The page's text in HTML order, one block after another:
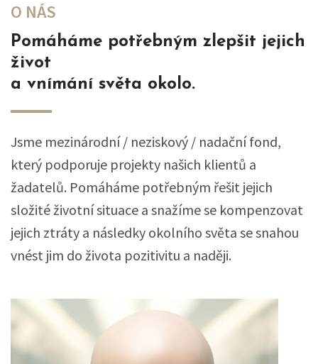
O NÁS
Pomáháme potřebným zlepšit jejich
život
a vnímání světa okolo.
Jsme mezinárodní / neziskový / nadační fond,
který podporuje projekty našich klientů a
žadatelů. Pomáháme potřebným řešit jejich
složité životní situace a snažíme se kompenzovat
jejich ztráty a následky okolního světa se snahou
vnést jim do života pozitivitu a naději.